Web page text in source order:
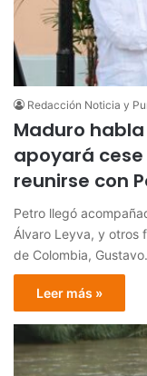
Redacción Noticia y
Maduro
apoyará
reunirse con
Petro llegó
Álvaro Leyva, y otros
de Colombia,
Leer más »